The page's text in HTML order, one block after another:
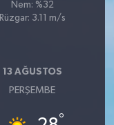
Nem: %32
Rüzgar: 3.11 m/s
13 AĞUSTOS
PERŞEMBE
°